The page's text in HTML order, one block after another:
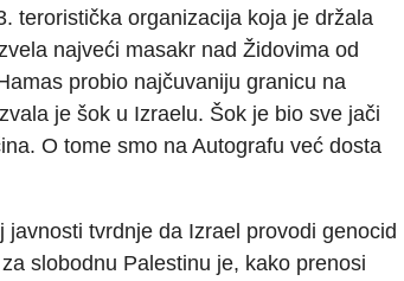
teroristička organizacija koja je držala
najveći masakr nad Židovima od
probio najčuvaniju granicu na
je šok u Izraelu. Šok je bio sve jači
O tome smo na Autografu već dosta
tvrdnje da Izrael provodi genocid
slobodnu Palestinu je, kako prenosi